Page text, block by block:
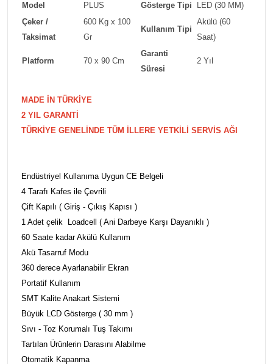
Model PLUS Gösterge Tipi
LED (30 MM)
Çeker /
Taksimat
600 Kg x 100
Gr
Kullanım Tipi
Akülü (60
Saat)
Platform 70 x 90 Cm
Garanti
Süresi
2 Yıl
MADE İN TÜRKİYE
2 YIL GARANTİ
TÜRKİYE GENELİNDE TÜM İLLERE YETKİLİ SERVİS AĞI
Endüstriyel Kullanıma Uygun CE Belgeli
4 Tarafı Kafes ile Çevrili
Çift Kapılı ( Giriş - Çıkış Kapısı )
1 Adet çelik Loadcell ( Ani Darbeye Karşı Dayanıklı )
60 Saate kadar Akülü Kullanım
Akü Tasarruf Modu
360 derece Ayarlanabilir Ekran
Portatif Kullanım
SMT Kalite Anakart Sistemi
Büyük LCD Gösterge ( 30 mm )
Sıvı - Toz Korumalı Tuş Takımı
Tartılan Ürünlerin Darasını Alabilme
Otomatik Kapanma